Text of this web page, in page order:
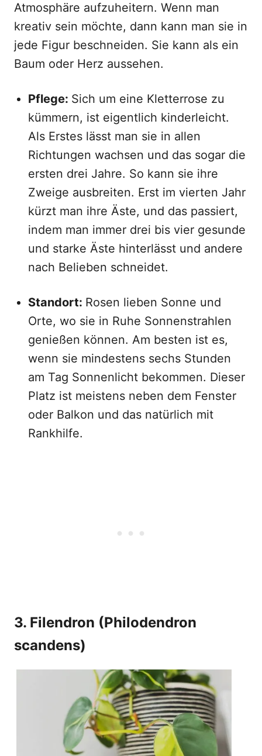
Atmosphäre aufzuheitern. Wenn man
kreativ sein möchte, dann kann man sie in
jede Figur beschneiden. Sie kann als ein
Baum oder Herz aussehen.
Pflege: Sich um eine Kletterrose zu
kümmern, ist eigentlich kinderleicht.
Als Erstes lässt man sie in allen
Richtungen wachsen und das sogar die
ersten drei Jahre. So kann sie ihre
Zweige ausbreiten. Erst im vierten Jahr
kürzt man ihre Äste, und das passiert,
indem man immer drei bis vier gesunde
und starke Äste hinterlässt und andere
nach Belieben schneidet.
Standort: Rosen lieben Sonne und
Orte, wo sie in Ruhe Sonnenstrahlen
genießen können. Am besten ist es,
wenn sie mindestens sechs Stunden
am Tag Sonnenlicht bekommen. Dieser
Platz ist meistens neben dem Fenster
oder Balkon und das natürlich mit
Rankhilfe.
3. Filendron (Philodendron
scandens)